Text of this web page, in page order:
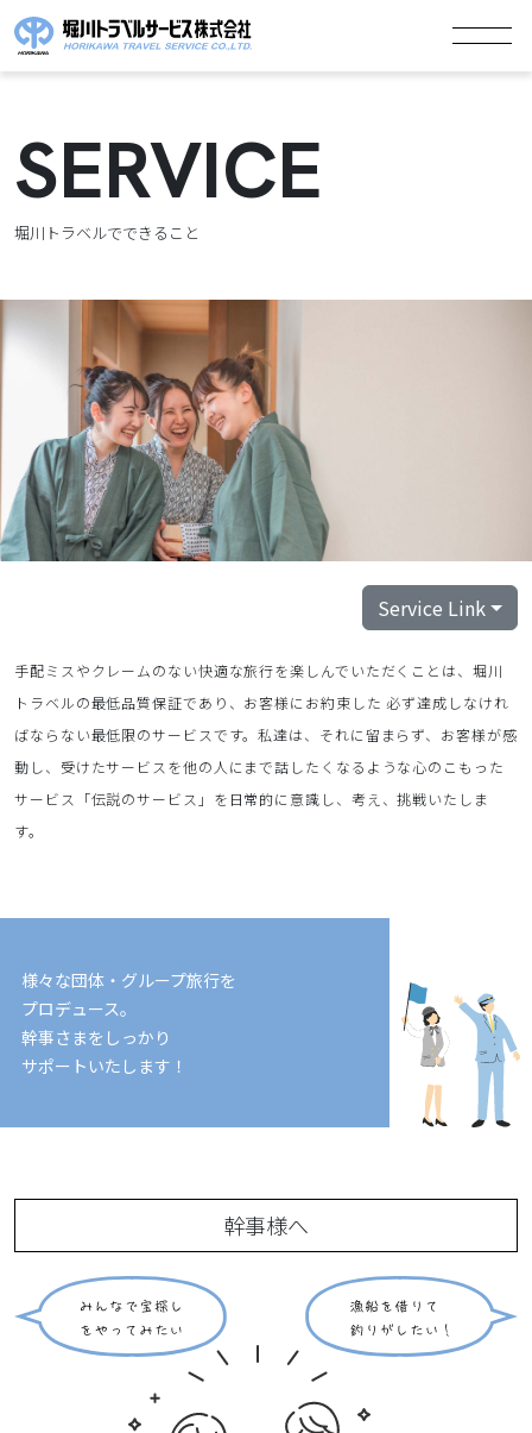
堀川トラベルでできること
SERVICE
Service Link
手配ミスやクレームのない快適な旅行を楽しんでいただくことは、堀川
トラベルの最低品質保証であり、お客様にお約束した 必ず達成しなけれ
ばならない最低限のサービスです。私達は、それに留まらず、お客様が感
動し、受けたサービスを他の人にまで話したくなるような心のこもった
サービス「伝説のサービス」を日常的に意識し、考え、挑戦いたしま
す。
様々な団体・グループ旅行を
プロデュース。
幹事さまをしっかり
サポートいたします！
幹事様へ